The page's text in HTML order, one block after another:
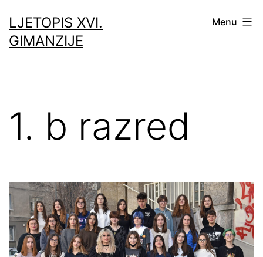
to
content
LJETOPIS XVI.
GIMANZIJE
Menu
1. b razred